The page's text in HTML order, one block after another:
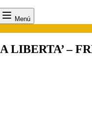
Menú
LIBERTA’ –